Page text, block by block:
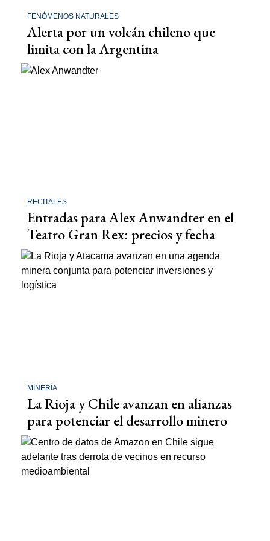
FENÓMENOS NATURALES
Alerta por un volcán chileno que
limita con la Argentina
RECITALES
Entradas para Alex Anwandter en el
Teatro Gran Rex: precios y fecha
MINERÍA
La Rioja y Chile avanzan en alianzas
para potenciar el desarrollo minero